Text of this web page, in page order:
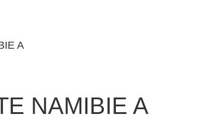
A
NAMIBIE A